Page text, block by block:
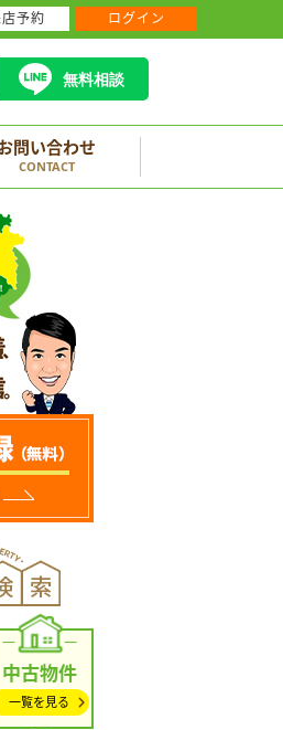
無料相談
問い合わせ
CONTACT
中古物件
一覧を見る
予約 ログイン